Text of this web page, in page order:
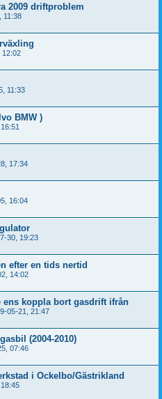
2009 driftproblem
11:38
12:02
11:33
BMW )
17:34
16:04
30, 19:23
efter en tids nertid
14:02
koppla bort gasdrift ifrån
05-21, 21:47
(2004-2010)
07:46
i Ockelbo/Gästrikland